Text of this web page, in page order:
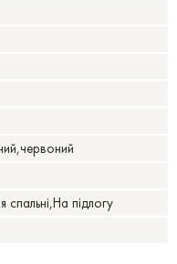
спальні,На підлогу